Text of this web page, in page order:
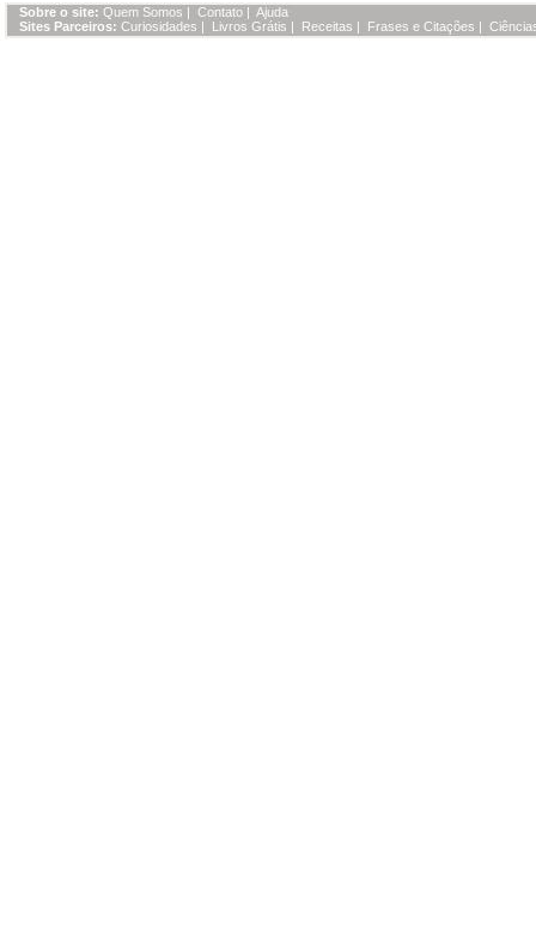
Sobre o site: Quem Somos | Contato | Ajuda
Sites Parceiros: Curiosidades | Livros Grátis | Receitas | Frases e Citações |